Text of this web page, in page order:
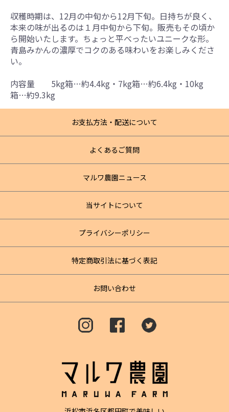
収穫時期は、12月の中旬から12月下旬。日持ちが良く、
本来の味が出るのは１月中旬から下旬。販売もその頃か
ら開始いたします。ちょっと平べったいユニークな形。
青島みかんの濃厚でコクのある味わいをお楽しみくださ
い。
内容量 5kg箱…約4.4kg・7kg箱…約6.4kg・10kg
箱…約9.3kg
お支払方法・配送について
よくあるご質問
マルワ農園ニュース
当サイトについて
プライバシーポリシー
特定商取引法に基づく表記
お問い合わせ